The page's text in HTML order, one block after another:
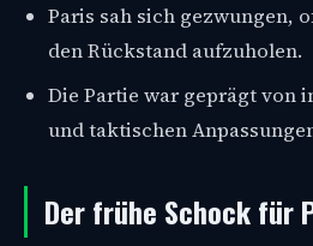
Paris sah sich gezwungen,
den Rückstand aufzuholen.
Die Partie war geprägt von
und taktischen
Der frühe Schock für